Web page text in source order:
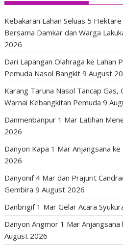
Kebakaran Lahan Seluas 5
Bersama Damkar dan Warga
2026
Dari Lapangan Olahraga ke Lahan
Pemuda Nasol Bangkit 9 August
Karang Taruna Nasol Tancap Gas,
Warnai Kebangkitan Pemuda 9
Danmenbanpur 1 Mar Latihan
2026
Danyon Kapa 1 Mar Anjangsana
2026
Danyonif 4 Mar dan Prajurit
Gembira 9 August 2026
Danbrigif 1 Mar Gelar Acara
Danyon Angmor 1 Mar
August 2026